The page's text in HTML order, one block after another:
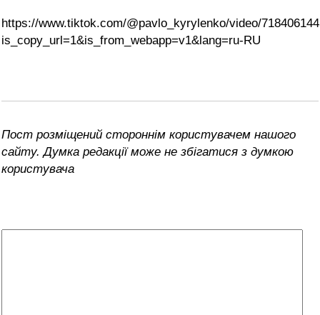
https://www.tiktok.com/@pavlo_kyrylenko/video/
is_copy_url=1&is_from_webapp=v1&lang=ru-RU
Пост розміщений стороннім користувачем нашого
сайту. Думка редакції може не збігатися з думкою
користувача